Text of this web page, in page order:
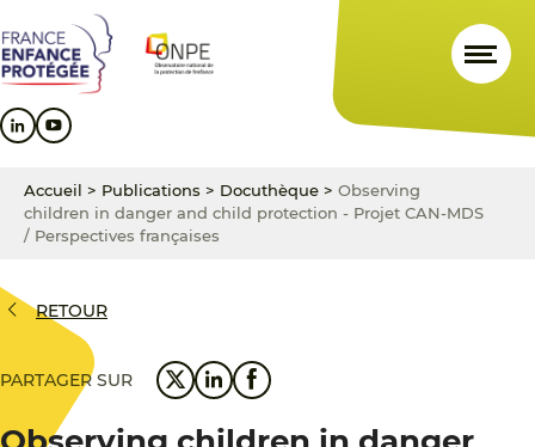
au
contenu
principal
au
menu
principal
au
pied
de
Accueil > Publications > Docuthèque > Observing
children in danger and child protection - Projet CAN-MDS
/ Perspectives françaises
RETOUR
PARTAGER SUR